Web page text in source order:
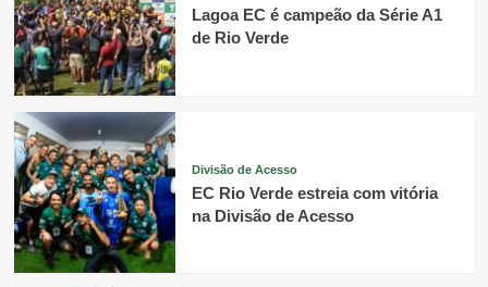
Lagoa EC é campeão da Série A1
de Rio Verde
Divisão de Acesso
EC Rio Verde estreia com vitória
na Divisão de Acesso